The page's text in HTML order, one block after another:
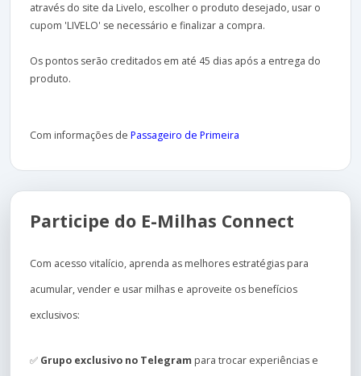
através do site da Livelo, escolher o produto desejado, usar o
cupom 'LIVELO' se necessário e finalizar a compra.
Os pontos serão creditados em até 45 dias após a entrega do
produto.
Com informações de Passageiro de Primeira
Participe do E-Milhas Connect
Com acesso vitalício, aprenda as melhores estratégias para
acumular, vender e usar milhas e aproveite os benefícios
exclusivos:
✅ Grupo exclusivo no Telegram para trocar experiências e